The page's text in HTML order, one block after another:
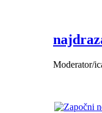
Moderator/